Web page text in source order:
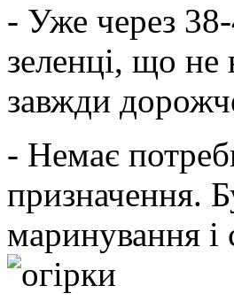
- Уже через 38-
зеленці, що не
завжди
- Немає
призначення.
маринування і